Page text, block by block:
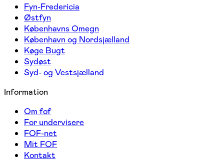
Fyn-Fredericia
Østfyn
Københavns Omegn
København og Nordsjælland
Køge Bugt
Sydøst
Syd- og Vestsjælland
Information
Om fof
For undervisere
FOF-net
Mit FOF
Kontakt